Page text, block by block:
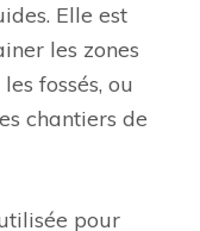
Elle est
les zones
fossés, ou
chantiers de
pour